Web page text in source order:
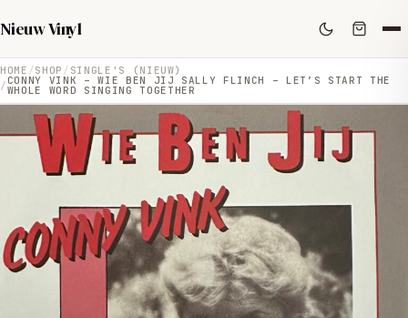
Nieuw Vinyl
HOME SHOP SINGLE'S (NIEUW)
CONNY VINK – WIE BEN JIJ SALLY FLINCH – LET’S START THE
WHOLE WORD SINGING TOGETHER